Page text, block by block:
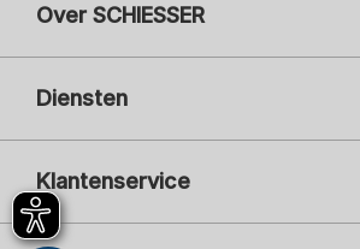
Over SCHIESSER
Diensten
Klantenservice